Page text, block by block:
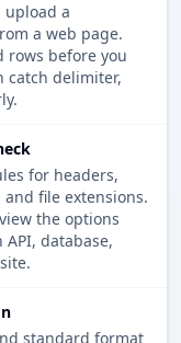
a web page.
rows before you
catch delimiter,
for headers,
file extensions.
the options
database,
standard format